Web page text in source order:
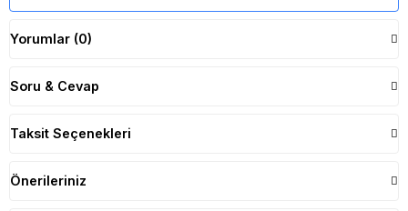
Yorumlar (0)
Soru & Cevap
Taksit Seçenekleri
Önerileriniz